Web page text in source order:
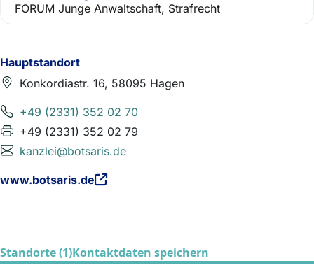
Hauptstandort
Konkordiastr. 16, 58095 Hagen
+49 (2331) 352 02 70
+49 (2331) 352 02 79
kanzlei@botsaris.de
www.botsaris.de
FORUM Junge Anwaltschaft, Strafrecht
Standorte (1)Kontaktdaten speichern